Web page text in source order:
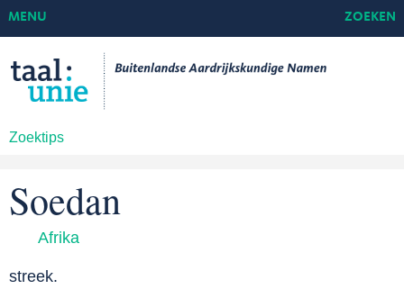
Zoektips
MENU ZOEKEN
Soedan
Afrika
streek.